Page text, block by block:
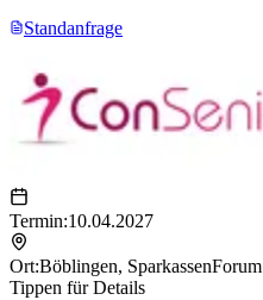
Standanfrage
Termin:10.04.2027
Ort:Böblingen, SparkassenForum
Tippen für Details